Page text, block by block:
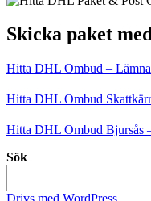
Skicka paket
Hitta DHL Ombud –
Hitta DHL Ombud
Hitta DHL Ombud Bjursås
Sök